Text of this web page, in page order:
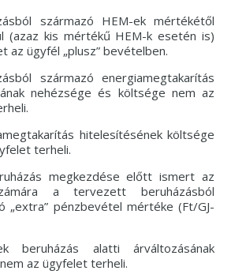
származó HEM-ek mértékétől
(azaz kis mértékű HEM-k esetén is)
az ügyfél „plusz” bevételben.
származó energiamegtakarítás
nehézsége és költsége nem az
hitelesítésének költsége
terheli.
megkezdése előtt ismert az
a tervezett beruházásból
„extra” pénzbevétel mértéke (Ft/GJ-
beruházás alatti árváltozásának
az ügyfelet terheli.